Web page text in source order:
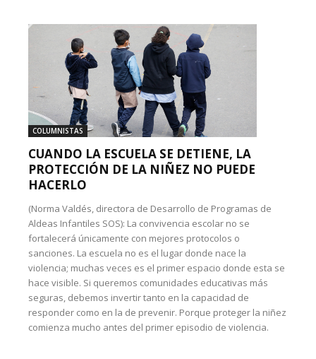
COLUMNISTAS
CUANDO LA ESCUELA SE DETIENE, LA
PROTECCIÓN DE LA NIÑEZ NO PUEDE
HACERLO
(Norma Valdés, directora de Desarrollo de Programas de
Aldeas Infantiles SOS): La convivencia escolar no se
fortalecerá únicamente con mejores protocolos o
sanciones. La escuela no es el lugar donde nace la
violencia; muchas veces es el primer espacio donde esta se
hace visible. Si queremos comunidades educativas más
seguras, debemos invertir tanto en la capacidad de
responder como en la de prevenir. Porque proteger la niñez
comienza mucho antes del primer episodio de violencia.